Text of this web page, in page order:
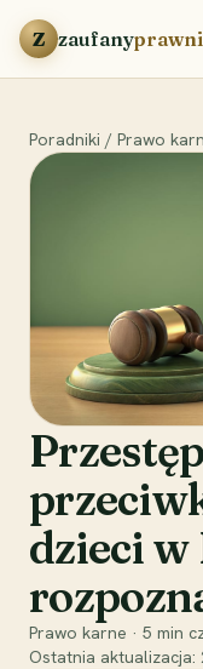
Przejdź do treści
Z zaufany
Poradniki / Prawo
dzieci w
Prawo karne · 5 min
Ostatnia aktualizacja: